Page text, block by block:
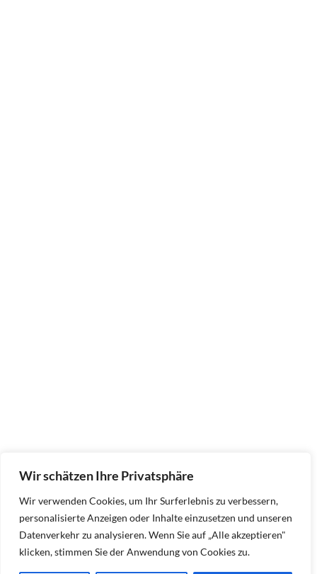
Wir schätzen Ihre Privatsphäre
Wir verwenden Cookies, um Ihr Surferlebnis zu verbessern,
personalisierte Anzeigen oder Inhalte einzusetzen und unseren
Datenverkehr zu analysieren. Wenn Sie auf „Alle akzeptieren"
klicken, stimmen Sie der Anwendung von Cookies zu.